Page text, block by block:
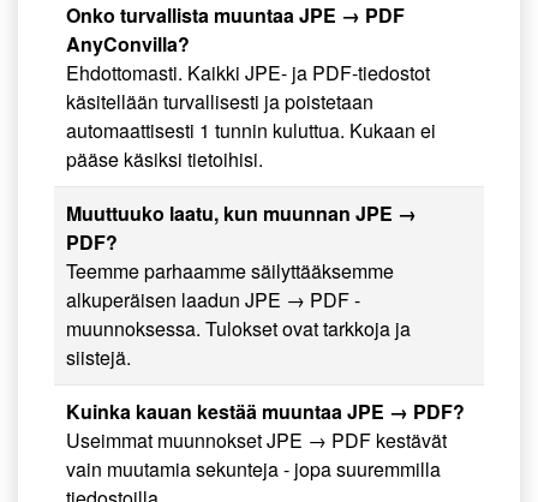
Onko turvallista muuntaa JPE → PDF
AnyConvilla?
Ehdottomasti. Kaikki JPE- ja PDF-tiedostot
käsitellään turvallisesti ja poistetaan
automaattisesti 1 tunnin kuluttua. Kukaan ei
pääse käsiksi tietoihisi.
Muuttuuko laatu, kun muunnan JPE →
PDF?
Teemme parhaamme säilyttääksemme
alkuperäisen laadun JPE → PDF -
muunnoksessa. Tulokset ovat tarkkoja ja
siistejä.
Kuinka kauan kestää muuntaa JPE → PDF?
Useimmat muunnokset JPE → PDF kestävät
vain muutamia sekunteja - jopa suuremmilla